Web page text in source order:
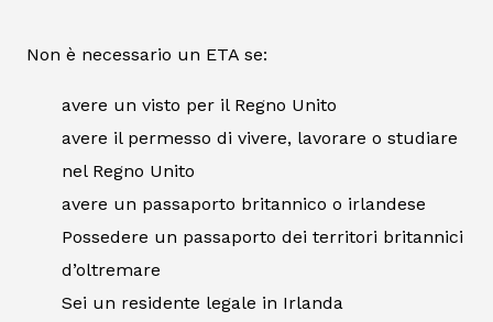
Non è necessario un ETA se:
avere un visto per il Regno Unito
avere il permesso di vivere, lavorare o studiare
nel Regno Unito
avere un passaporto britannico o irlandese
Possedere un passaporto dei territori britannici
d’oltremare
Sei un residente legale in Irlanda